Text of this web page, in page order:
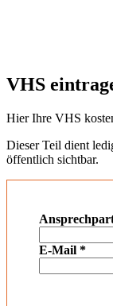
VHS
Hier Ihre VHS
Dieser Teil dient
öffentlich sichtbar.
E-Mail *